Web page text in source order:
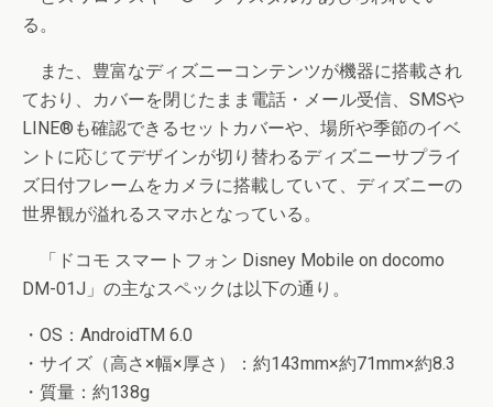
る。
また、豊富なディズニーコンテンツが機器に搭載され
ており、カバーを閉じたまま電話・メール受信、SMSや
LINE®も確認できるセットカバーや、場所や季節のイベ
ントに応じてデザインが切り替わるディズニーサプライ
ズ日付フレームをカメラに搭載していて、ディズニーの
世界観が溢れるスマホとなっている。
「ドコモ スマートフォン Disney Mobile on docomo
DM-01J」の主なスペックは以下の通り。
・OS：AndroidTM 6.0
・サイズ（高さ×幅×厚さ）：約143mm×約71mm×約8.3
・質量：約138g